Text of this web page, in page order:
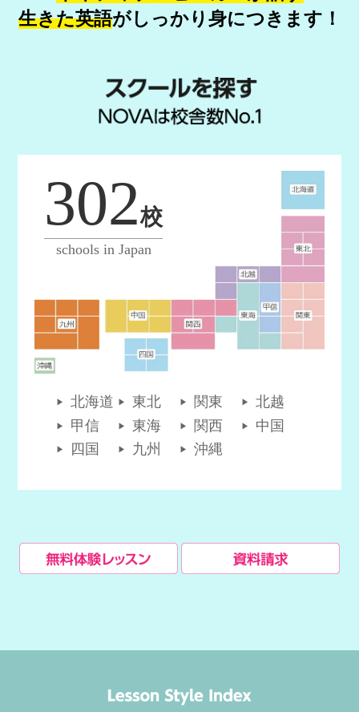
生きた英語がしっかり身につきます！
北海道 東北 関東
北越
甲信
東海 関西
中国
四国
九州 沖縄
302校
schools in Japan